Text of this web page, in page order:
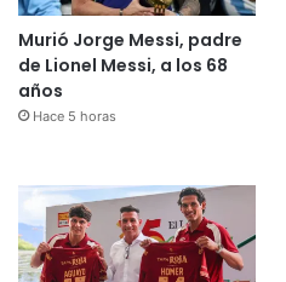
Murió Jorge Messi, padre
de Lionel Messi, a los 68
años
Hace 5 horas